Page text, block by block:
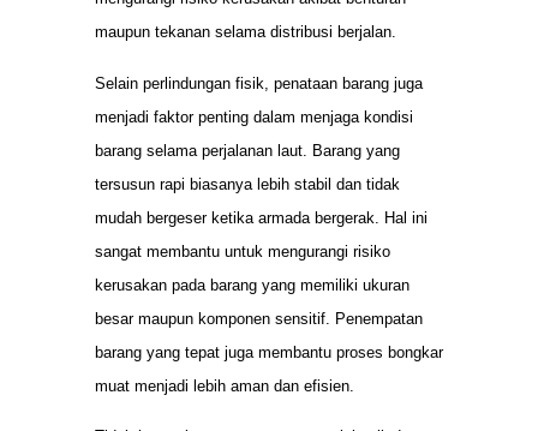
maupun tekanan selama distribusi berjalan.
Selain perlindungan fisik, penataan barang juga
menjadi faktor penting dalam menjaga kondisi
barang selama perjalanan laut. Barang yang
tersusun rapi biasanya lebih stabil dan tidak
mudah bergeser ketika armada bergerak. Hal ini
sangat membantu untuk mengurangi risiko
kerusakan pada barang yang memiliki ukuran
besar maupun komponen sensitif. Penempatan
barang yang tepat juga membantu proses bongkar
muat menjadi lebih aman dan efisien.